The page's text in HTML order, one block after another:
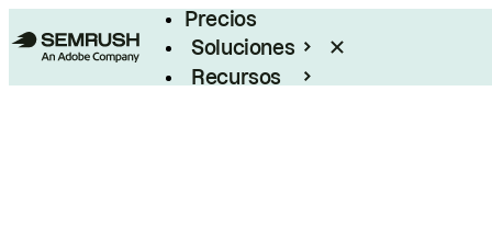
Precios
Soluciones
Recursos